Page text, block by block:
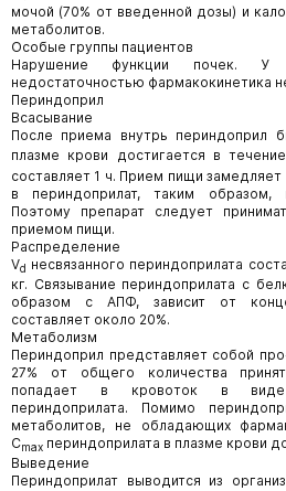
мочой (70% от введенной дозы) и
метаболитов.
Особые группы пациентов
Нарушение функции почек. У
недостаточностью фармакокинетика
Периндоприл
Всасывание
После приема внутрь периндоприл
плазме крови достигается в
составляет 1 ч. Прием пищи
в периндоприлат, таким образом,
Поэтому препарат следует
приемом пищи.
Распределение
Vd несвязанного периндоприлата
кг. Связывание периндоприлата с
образом с АПФ, зависит от
составляет около 20%.
Метаболизм
Периндоприл представляет собой
27% от общего количества
попадает в кровоток в виде
периндоприлата. Помимо
метаболитов, не обладающих
Cmax периндоприлата в плазме крови
Выведение
Периндоприлат выводится из